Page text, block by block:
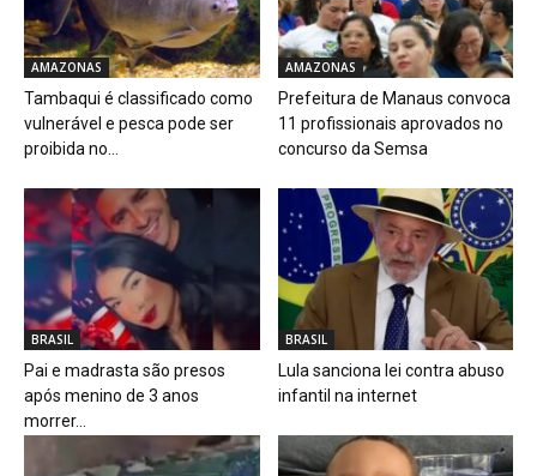
AMAZONAS
Tambaqui é classificado como
vulnerável e pesca pode ser
proibida no...
AMAZONAS
Prefeitura de Manaus convoca
11 profissionais aprovados no
concurso da Semsa
BRASIL
Pai e madrasta são presos
após menino de 3 anos
morrer...
BRASIL
Lula sanciona lei contra abuso
infantil na internet